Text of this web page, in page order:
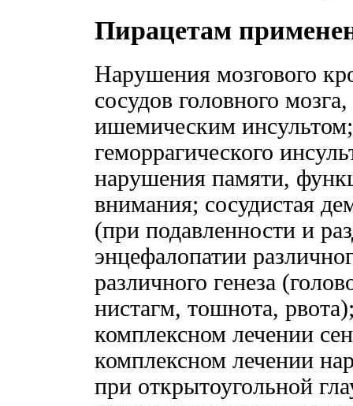
Пирацетам
Нарушения мозгового
сосудов головного
ишемическим
геморрагического
нарушения памяти,
внимания; сосудистая
(при подавленности и
энцефалопатии
различного генеза
нистагм, тошнота,
комплексном лечении
комплексном лечении
при открытоугольной